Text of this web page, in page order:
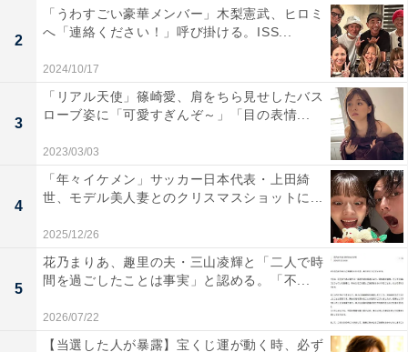
2
「うわすごい豪華メンバー」木梨憲武、ヒロミ
へ「連絡ください！」呼び掛ける。ISS...
2024/10/17
3
「リアル天使」篠崎愛、肩をちら見せしたバス
ローブ姿に「可愛すぎんぞ～」「目の表情...
2023/03/03
4
「年々イケメン」サッカー日本代表・上田綺
世、モデル美人妻とのクリスマスショットに...
2025/12/26
5
花乃まりあ、趣里の夫・三山凌輝と「二人で時
間を過ごしたことは事実」と認める。「不...
2026/07/22
【当選した人が暴露】宝くじ運が動く時、必ず